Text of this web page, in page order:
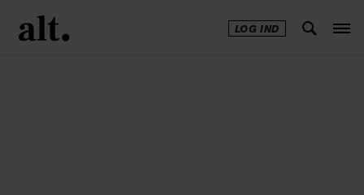
LOG IND